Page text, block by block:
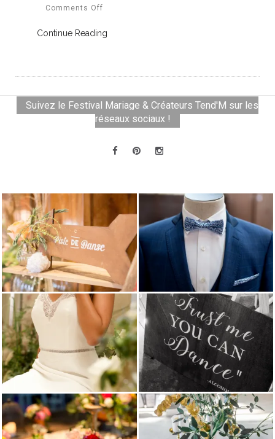
Comments Off
Continue Reading
Suivez le Festival Mariage & Créateurs Tend'M sur les
réseaux sociaux !